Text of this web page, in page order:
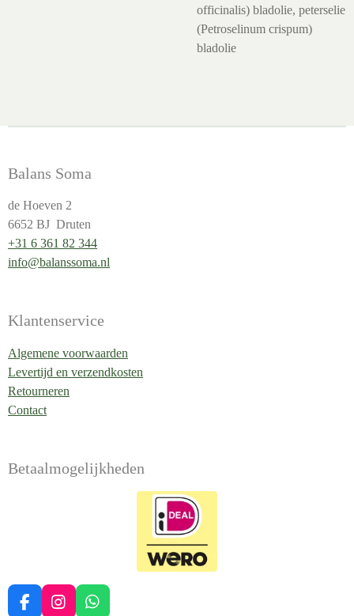
officinalis) bladolie, peterselie
(Petroselinum crispum)
bladolie
Balans Soma
de Hoeven 2
6652 BJ Druten
+31 6 361 82 344
info@balanssoma.nl
Klantenservice
Algemene voorwaarden
Levertijd en verzendkosten
Retourneren
Contact
Betaalmogelijkheden
F
I
W